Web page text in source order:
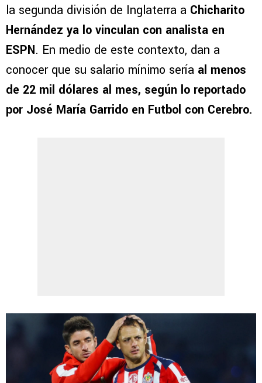
la segunda división de Inglaterra a Chicharito
Hernández ya lo vinculan con analista en
ESPN. En medio de este contexto, dan a
conocer que su salario mínimo sería al menos
de 22 mil dólares al mes, según lo reportado
por José María Garrido en Futbol con Cerebro.